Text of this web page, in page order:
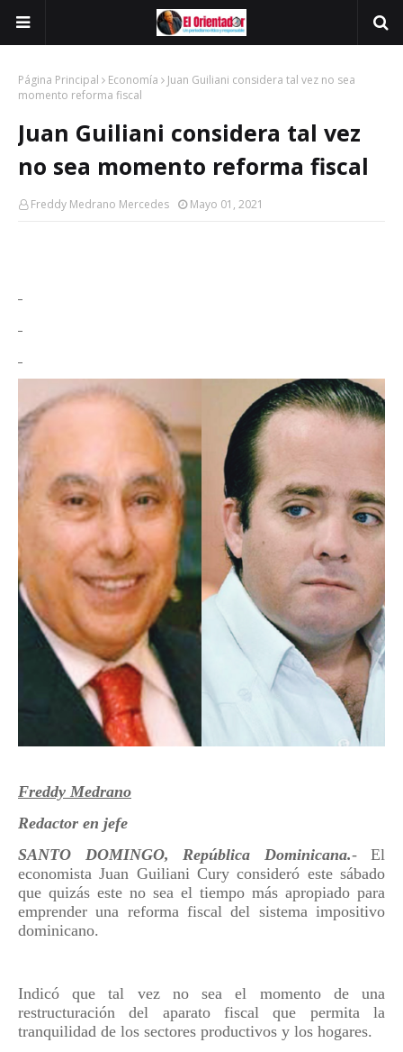
Página Principal Economía
Juan Guiliani considera tal vez no sea
momento reforma fiscal
Juan Guiliani considera tal vez
no sea momento reforma fiscal
Freddy Medrano Mercedes Mayo 01, 2021
Freddy Medrano
Redactor en jefe
SANTO DOMINGO, República Dominicana.- El
economista Juan Guiliani Cury consideró este sábado
que quizás este no sea el tiempo más apropiado para
emprender una reforma fiscal del sistema impositivo
dominicano.
Indicó que tal vez no sea el momento de una
restructuración del aparato fiscal que permita la
tranquilidad de los sectores productivos y los hogares.